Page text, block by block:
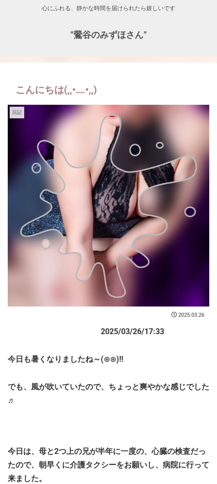
心にふれる、静かな時間を届けられたら嬉しいです
“鶯谷のみずほさん”
こんにちは(,,•﹏•,,)
日記
2025.03.26
2025/03/26/17:33
今日も暑くなりましたね～(⊙⊙)‼
でも、風が吹いていたので、ちょっと爽やかな感じでした
♬
今日は、母と2つ上の兄が半年に一度の、心臓の検査だっ
たので、朝早くに介護タクシーをお願いし、病院に行って
来ました。